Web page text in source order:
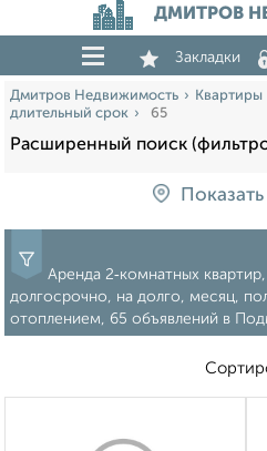
ДМИТРОВ
Закладки
Дмитров Недвижимость Квартиры
длительный срок
65
Расширенный поиск
Аренда 2‑комнатных
долгосрочно, на долго, месяц,
отоплением, 65 объявлений в